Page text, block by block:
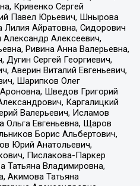
Кривенко Сергей
Павел Юрьевич, Шнырова
Айратовна, Сидорович
Александр Алексеевич,
Ривина Анна Валерьевна,
Сергей Георгиевич,
Аверин Виталий Евгеньевич,
Шарипков Олег
Шведов Григорий
Каргалицкий
Валерьевич, Исламов
Ольга Евгеньевна, Щаров
Борис Альбертович,
Юрий Анатольевич,
Пислакова-Паркер
Татьяна Владимировна,
Акимова Татьяна